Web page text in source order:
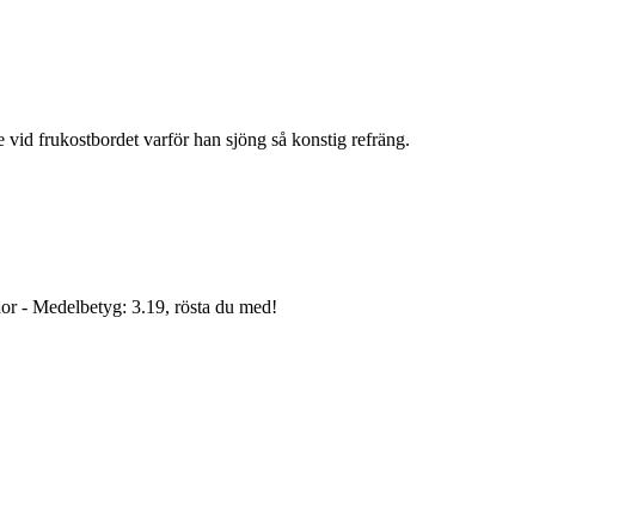
frukostbordet varför han sjöng så konstig refräng.
- Medelbetyg: 3.19, rösta du med!